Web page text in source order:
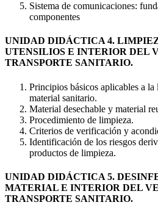
Sistema de comunicaciones:
componentes
UNIDAD DIDÁCTICA 4.
UTENSILIOS E INTERIOR DEL
TRANSPORTE SANITARIO.
Principios básicos aplicables a
material sanitario.
Material desechable y material
Procedimiento de limpieza.
Criterios de verificación y
Identificación de los riesgos
productos de limpieza.
UNIDAD DIDÁCTICA 5.
MATERIAL E INTERIOR DEL
TRANSPORTE SANITARIO.